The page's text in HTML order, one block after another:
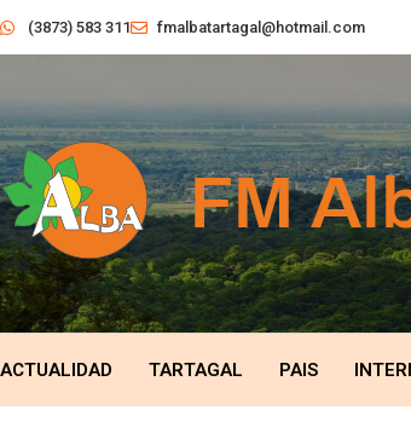
(3873) 583 311 fmalbatartagal@hotmail.com
ACTUALIDAD TARTAGAL PAIS